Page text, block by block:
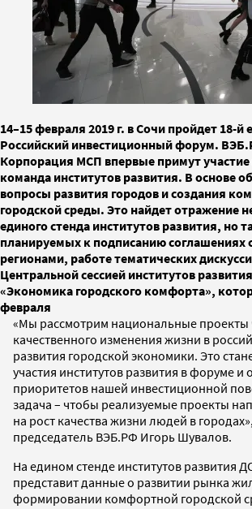
14–15 февраля 2019 г. в Сочи пройдет 18-
Российский инвестиционный форум.
Корпорация МСП впервые примут участие
команда институтов развития. В основе
вопросы развития городов и создания
городской среды. Это найдет отражение
единого стенда институтов развития, но
планируемых к подписанию соглашениях
регионами, работе тематических
Центральной сессией институтов
«Экономика городского комфорта»,
февраля
«Мы рассмотрим национальные проекты
качественного изменения жизни в
развития городской экономики. Это
участия институтов развития в форуме и
приоритетов нашей инвестиционной
задача – чтобы реализуемые проекты
на рост качества жизни людей в
председатель ВЭБ.РФ Игорь Шувалов.
На едином стенде институтов развития
представит данные о развитии рынка
формировании комфортной городской